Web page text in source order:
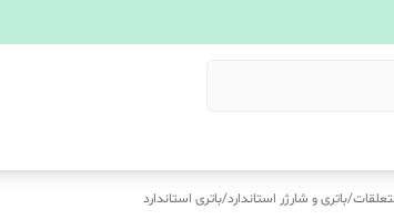
/باتری و شارژر استاندارد/باتری استاندارد